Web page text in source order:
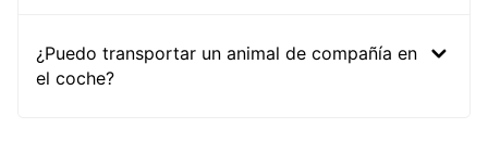
¿Puedo transportar un animal de compañía en
el coche?